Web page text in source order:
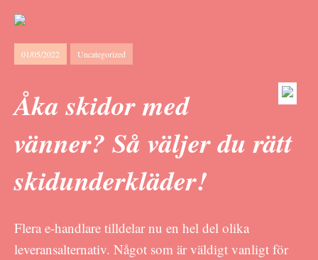
01/05/2022 Uncategorized
Åka skidor med
vänner? Så väljer du rätt
skidunderkläder!
Flera e-handlare tilldelar nu en hel del olika
leveransalternativ. Något som är väldigt vanligt för